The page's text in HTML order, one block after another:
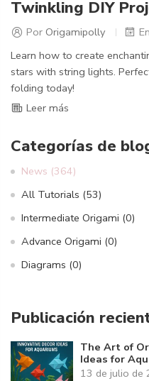
Categorías de
News (364)
All Tutorials (53)
Intermediate Origami (0)
Advance Origami (0)
Diagrams (0)
Publicación
The Art of
Ideas for
13 de julio de
Twinkling DIY
Por Origamipolly En
Learn how to create
stars with string lights.
folding today!
Leer más